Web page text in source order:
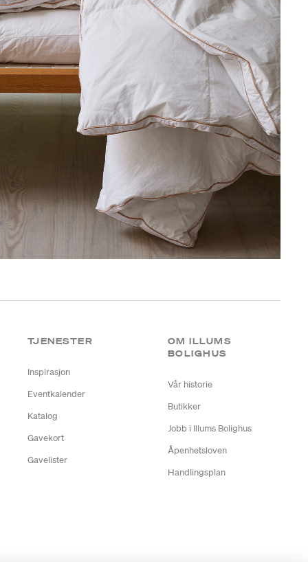
TJENESTER
Inspirasjon
Eventkalender
Katalog
Gavekort
Gavelister
OM ILLUMS
BOLIGHUS
Vår historie
Butikker
Jobb i Illums Bolighus
Åpenhetsloven
Handlingsplan